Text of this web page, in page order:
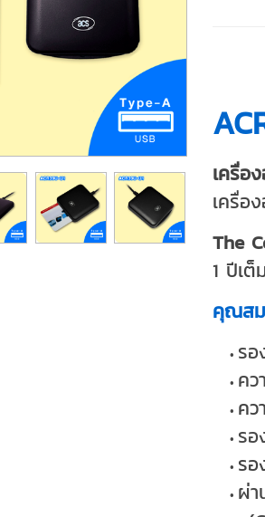
เครื่อ
เครื่อ
The
1 ปีเต็
คุณส
รอ
คว
ค
รอ
ร
ผ่า